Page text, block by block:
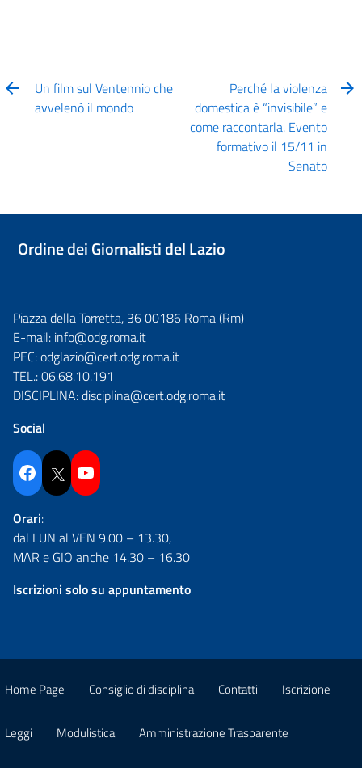
Un film sul Ventennio che
avvelenò il mondo
Perché la violenza
domestica è “invisibile” e
come raccontarla. Evento
formativo il 15/11 in
Senato
Ordine dei Giornalisti del Lazio
Piazza della Torretta, 36 00186 Roma (Rm)
E-mail: info@odg.roma.it
PEC:odglazio@cert.odg.roma.it
TEL.:06.68.10.191
DISCIPLINA:disciplina@cert.odg.roma.it
Social
Facebook Twitter YouTube
Orari:
dal LUN al VEN 9.00 – 13.30,
MAR e GIO anche 14.30 – 16.30
Iscrizioni solo su appuntamento
Home Page Consiglio di disciplina Contatti Iscrizione
Leggi Modulistica Amministrazione Trasparente